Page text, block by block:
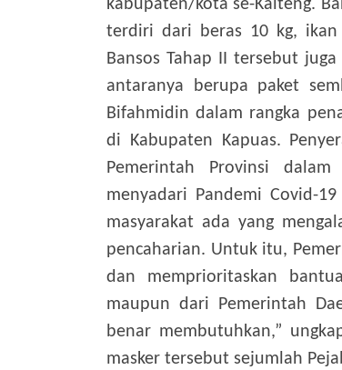
kabupaten/kota se-Kalteng.
terdiri dari beras 10 kg, ikan
Bansos Tahap II tersebut
antaranya berupa paket
Bifahmidin dalam rangka
di Kabupaten Kapuas.
Pemerintah Provinsi
menyadari Pandemi Covid-
masyarakat ada yang
pencaharian. Untuk itu,
dan memprioritaskan
maupun dari Pemerintah
benar membutuhkan,”
masker tersebut sejumlah